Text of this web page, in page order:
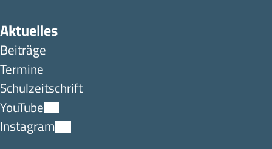
Aktuelles
Beiträge
Termine
Schulzeitschrift
YouTube
Instagram